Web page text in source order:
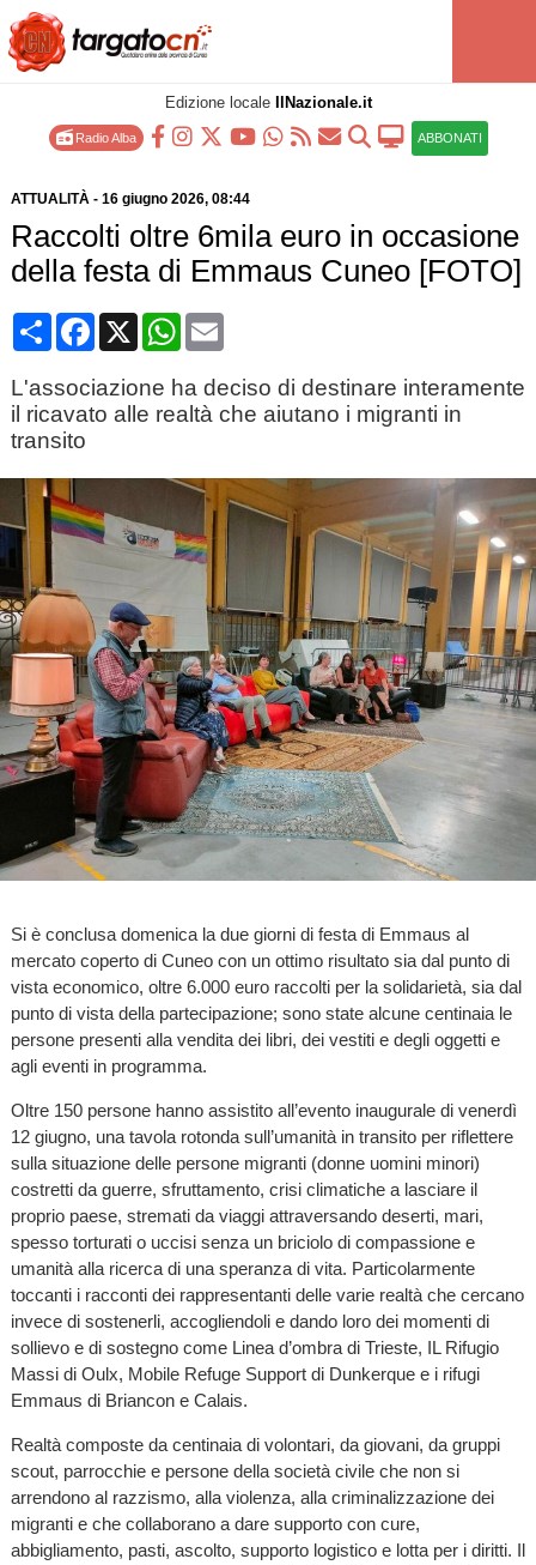
Edizione locale IlNazionale.it
Radio Alba ABBONATI
ATTUALITÀ- 16 giugno 2026, 08:44
Raccolti oltre 6mila euro in occasione
della festa di Emmaus Cuneo [FOTO]
CondividiFacebook
X WhatsApp
Email
L'associazione ha deciso di destinare interamente
il ricavato alle realtà che aiutano i migranti in
transito
Si è conclusa domenica la due giorni di festa di Emmaus al
mercato coperto di Cuneo con un ottimo risultato sia dal punto di
vista economico, oltre 6.000 euro raccolti per la solidarietà, sia dal
punto di vista della partecipazione; sono state alcune centinaia le
persone presenti alla vendita dei libri, dei vestiti e degli oggetti e
agli eventi in programma.
Oltre 150 persone hanno assistito all’evento inaugurale di venerdì
12 giugno, una tavola rotonda sull’umanità in transito per riflettere
sulla situazione delle persone migranti (donne uomini minori)
costretti da guerre, sfruttamento, crisi climatiche a lasciare il
proprio paese, stremati da viaggi attraversando deserti, mari,
spesso torturati o uccisi senza un briciolo di compassione e
umanità alla ricerca di una speranza di vita. Particolarmente
toccanti i racconti dei rappresentanti delle varie realtà che cercano
invece di sostenerli, accogliendoli e dando loro dei momenti di
sollievo e di sostegno come Linea d’ombra di Trieste, IL Rifugio
Massi di Oulx, Mobile Refuge Support di Dunkerque e i rifugi
Emmaus di Briancon e Calais.
Realtà composte da centinaia di volontari, da giovani, da gruppi
scout, parrocchie e persone della società civile che non si
arrendono al razzismo, alla violenza, alla criminalizzazione dei
migranti e che collaborano a dare supporto con cure,
abbigliamento, pasti, ascolto, supporto logistico e lotta per i diritti. Il